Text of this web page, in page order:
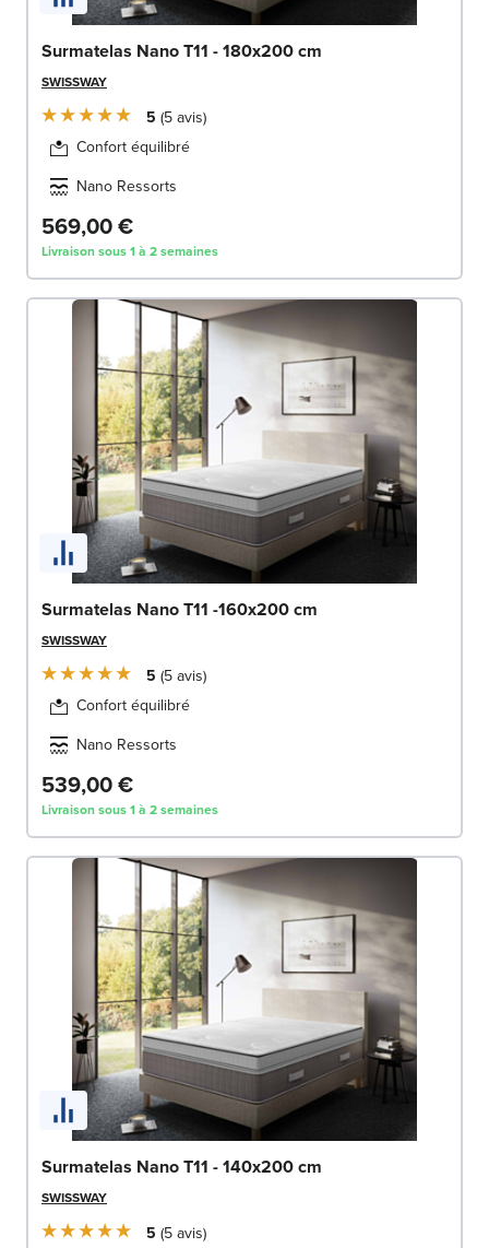
Surmatelas Nano T11 - 180x200 cm
SWISSWAY
5 5avis
Confort équilibré
Nano Ressorts
569,00 €
Livraison sous 1 à 2 semaines
Surmatelas Nano T11 -160x200 cm
SWISSWAY
5 5avis
Confort équilibré
Nano Ressorts
539,00 €
Livraison sous 1 à 2 semaines
Surmatelas Nano T11 - 140x200 cm
SWISSWAY
5 5avis